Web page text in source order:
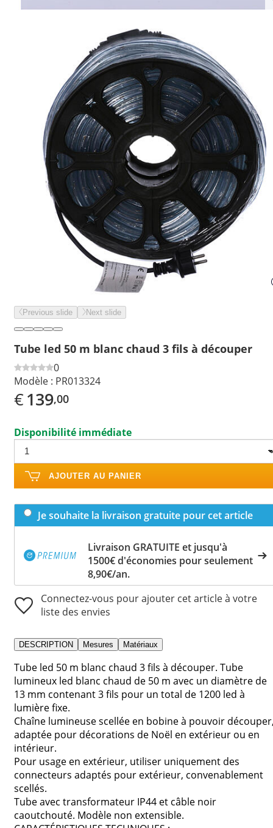
Previous slide Next slide
Tube led 50 m blanc chaud 3 fils à découper
0
Modèle : PR013324
€139,00
Disponibilité immédiate
AJOUTER AU PANIER
Je souhaite la livraison gratuite pour cet article
Livraison GRATUITE et jusqu'à
1500€ d'économies pour seulement
8,90€/an.
Connectez-vous pour ajouter cet article à votre
liste des envies
DESCRIPTION Mesures Matériaux
Tube led 50 m blanc chaud 3 fils à découper. Tube
lumineux led blanc chaud de 50 m avec un diamètre de
13 mm contenant 3 fils pour un total de 1200 led à
lumière fixe.
Chaîne lumineuse scellée en bobine à pouvoir
adaptée pour décorations de Noël en extérieur ou en
intérieur.
Pour usage en extérieur, utiliser uniquement des
connecteurs adaptés pour extérieur, convenablement
scellés.
Tube avec transformateur IP44 et câble noir
caoutchouté. Modèle non extensible.